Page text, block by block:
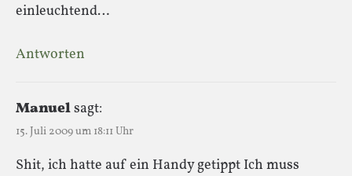
einleuchtend…
Antworten
Manuelsagt:
15. Juli 2009 um 18:11 Uhr
Shit, ich hatte auf ein Handy getippt Ich muss